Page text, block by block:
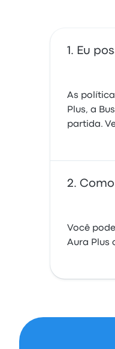
Eu
As
Plus, a
partida.
Você
Aura Plus